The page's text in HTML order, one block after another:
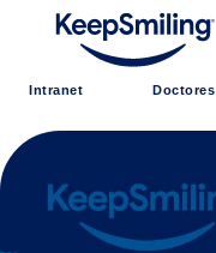
Intranet Doctores